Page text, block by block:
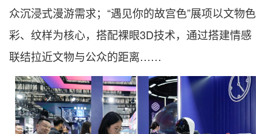
众沉浸式漫游需求；“遇见你的故宫色”展项以文物色
彩、纹样为核心，搭配裸眼3D技术，通过搭建情感
联结拉近文物与公众的距离……